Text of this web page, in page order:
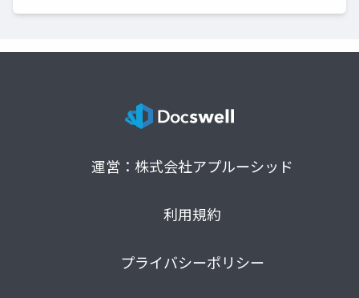
運営：株式会社アプルーシッド
利用規約
プライバシーポリシー